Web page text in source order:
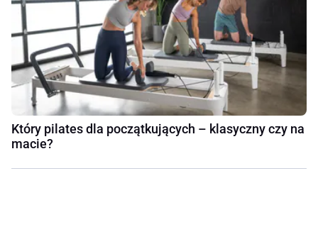
Który pilates dla początkujących – klasyczny czy na
macie?